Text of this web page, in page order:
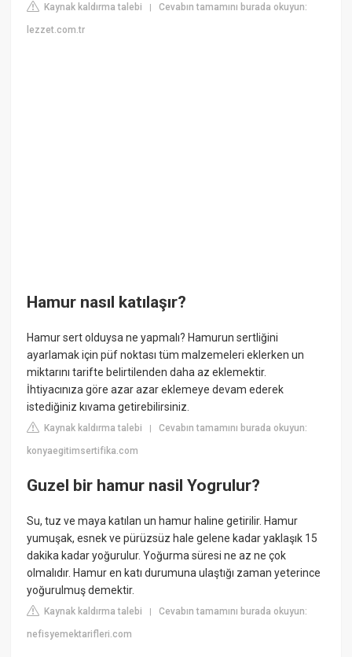
Kaynak kaldırma talebi |Cevabın tamamını burada okuyun:
lezzet.com.tr
Hamur nasıl katılaşır?
Hamur sert olduysa ne yapmalı? Hamurun sertliğini
ayarlamak için püf noktası tüm malzemeleri eklerken un
miktarını tarifte belirtilenden daha az eklemektir.
İhtiyacınıza göre azar azar eklemeye devam ederek
istediğiniz kıvama getirebilirsiniz.
Kaynak kaldırma talebi |Cevabın tamamını burada okuyun:
konyaegitimsertifika.com
Guzel bir hamur nasil Yogrulur?
Su, tuz ve maya katılan un hamur haline getirilir. Hamur
yumuşak, esnek ve pürüzsüz hale gelene kadar yaklaşık 15
dakika kadar yoğurulur. Yoğurma süresi ne az ne çok
olmalıdır. Hamur en katı durumuna ulaştığı zaman yeterince
yoğurulmuş demektir.
Kaynak kaldırma talebi |Cevabın tamamını burada okuyun:
nefisyemektarifleri.com